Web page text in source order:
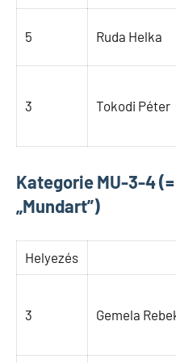
5 Ruda Helka
3 Tokodi Péter
Kategorie MU-3-4
„Mundart”)
Helyezés
3 Gemela